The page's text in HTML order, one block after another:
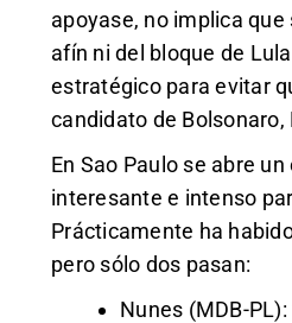
apoyase, no implica que
afín ni del bloque de
estratégico para evitar
candidato de Bolsonaro,
En Sao Paulo se abre
interesante e intenso
Prácticamente ha
pero sólo dos pasan:
Nunes (MDB-PL):